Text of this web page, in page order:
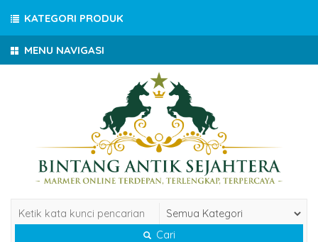
MENU NAVIGASI
Cari
KATEGORI PRODUK